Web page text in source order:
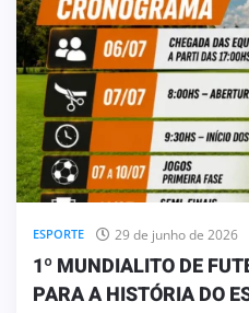
ESPORTE 29 de junho de 2026
1º MUNDIALITO DE
PARA A HISTÓRIA DO